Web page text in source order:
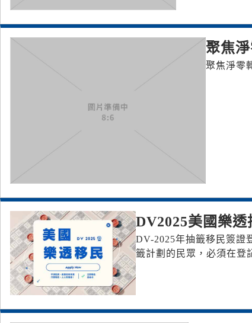
聚焦
聚焦淨零
DV2025美國樂
DV-2025年抽籤移民簽證
籤計劃的民眾，必須在登